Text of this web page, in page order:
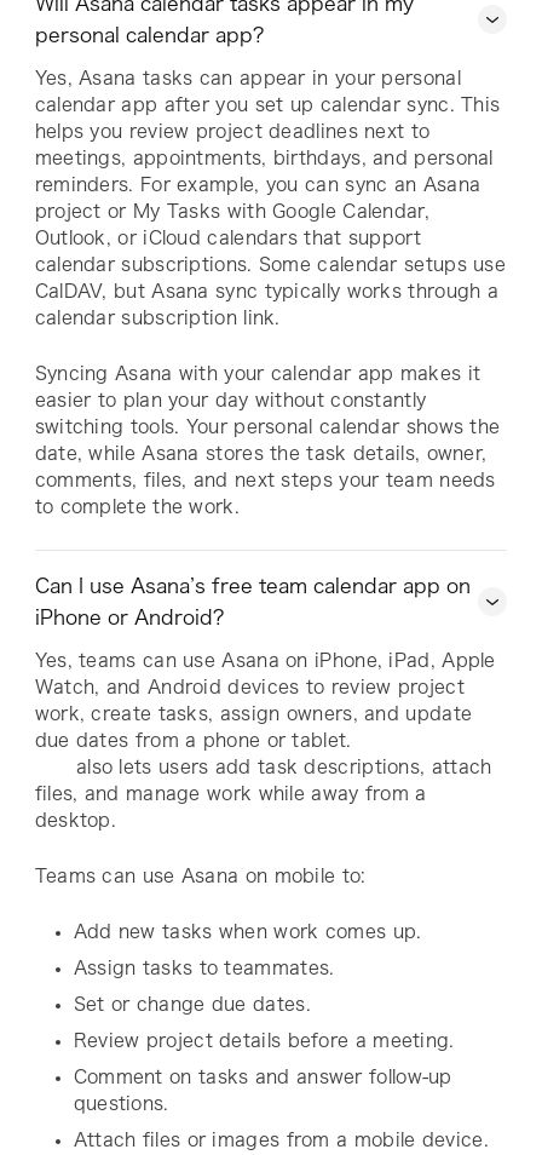
personal calendar app?
Yes, Asana tasks can appear in your personal
calendar app after you set up calendar sync. This
helps you review project deadlines next to
meetings, appointments, birthdays, and personal
reminders. For example, you can sync an Asana
project or My Tasks with Google Calendar,
Outlook, or iCloud calendars that support
calendar subscriptions. Some calendar setups use
CalDAV, but Asana sync typically works through a
calendar subscription link.
Syncing Asana with your calendar app makes it
easier to plan your day without constantly
switching tools. Your personal calendar shows the
date, while Asana stores the task details, owner,
comments, files, and next steps your team needs
to complete the work.
Can I use Asana’s free team calendar app on
iPhone or Android?
Yes, teams can use Asana on iPhone, iPad, Apple
Watch, and Android devices to review project
work, create tasks, assign owners, and update
due dates from a phone or tablet.
also lets users add task descriptions, attach
files, and manage work while away from a
desktop.
Teams can use Asana on mobile to:
Add new tasks when work comes up.
Assign tasks to teammates.
Set or change due dates.
Review project details before a meeting.
Comment on tasks and answer follow-up
questions.
Attach files or images from a mobile device.